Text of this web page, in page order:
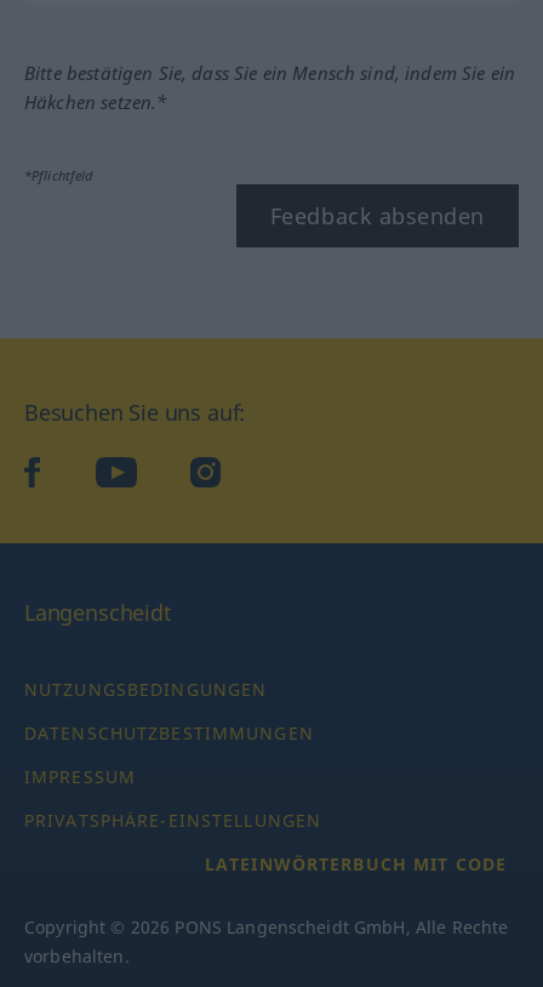
Bitte bestätigen Sie, dass Sie ein Mensch sind, indem Sie ein
Häkchen setzen.*
*Pflichtfeld
Feedback absenden
Besuchen Sie uns auf:
facebookYouTube Instagram
Langenscheidt
NUTZUNGSBEDINGUNGEN
DATENSCHUTZBESTIMMUNGEN
IMPRESSUM
PRIVATSPHÄRE-EINSTELLUNGEN
LATEINWÖRTERBUCH MIT CODE
Copyright © 2026 PONS Langenscheidt GmbH, Alle Rechte
vorbehalten.